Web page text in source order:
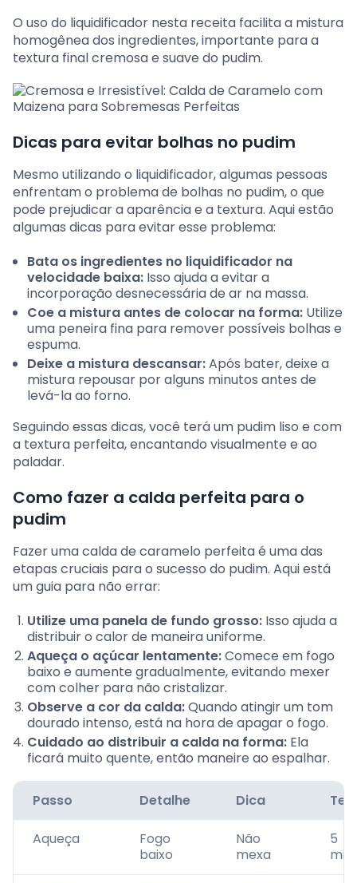
O uso do liquidificador nesta receita facilita a mistura
homogênea dos ingredientes, importante para a
textura final cremosa e suave do pudim.
Dicas para evitar bolhas no pudim
Mesmo utilizando o liquidificador, algumas pessoas
enfrentam o problema de bolhas no pudim, o que
pode prejudicar a aparência e a textura. Aqui estão
algumas dicas para evitar esse problema:
Bata os ingredientes no liquidificador na
velocidade baixa: Isso ajuda a evitar a
incorporação desnecessária de ar na massa.
Coe a mistura antes de colocar na forma: Utilize
uma peneira fina para remover possíveis bolhas e
espuma.
Deixe a mistura descansar:Após bater, deixe a
mistura repousar por alguns minutos antes de
levá-la ao forno.
Seguindo essas dicas, você terá um pudim liso e com
a textura perfeita, encantando visualmente e ao
paladar.
Como fazer a calda perfeita para o
pudim
Fazer uma calda de caramelo perfeita é uma das
etapas cruciais para o sucesso do pudim. Aqui está
um guia para não errar:
Utilize uma panela de fundo grosso: Isso ajuda a
distribuir o calor de maneira uniforme.
Aqueça o açúcar lentamente:Comece em fogo
baixo e aumente gradualmente, evitando mexer
com colher para não cristalizar.
Observe a cor da calda:Quando atingir um tom
dourado intenso, está na hora de apagar o fogo.
Cuidado ao distribuir a calda na forma: Ela
ficará muito quente, então maneire ao espalhar.
Passo Detalhe Dica
Aqueça
Fogo
baixo
Não
mexa
5